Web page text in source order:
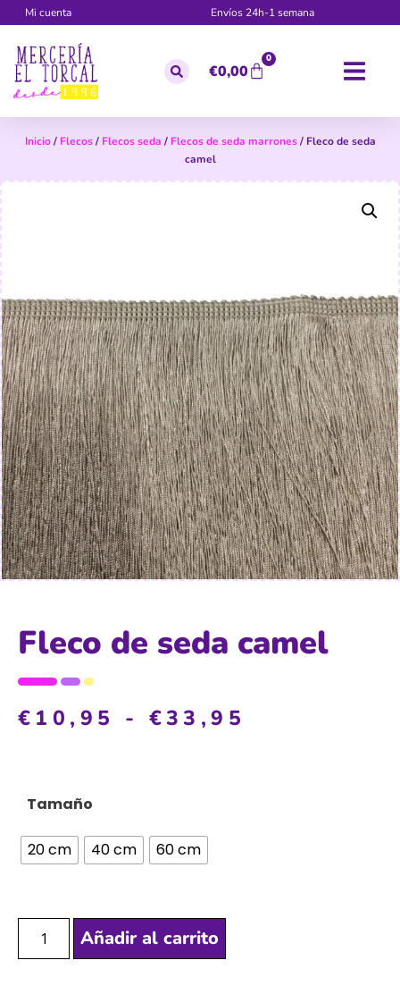
Mi cuenta Envíos 24h-1 semana
€0,00
0
Inicio/ Flecos/ Flecos seda / Flecos de seda marrones/ Fleco de seda
camel
Fleco de seda camel
€ 10,95 - €33,95
Tamaño
20 cm 40 cm 60 cm
Añadir al carrito